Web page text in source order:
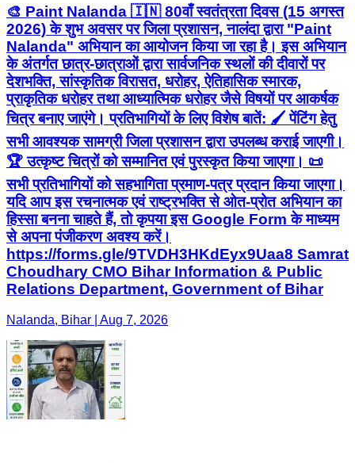
🎨 Paint Nalanda 🇮🇳 80वाँ स्वतंत्रता दिवस (15 अगस्त
2026) के शुभ अवसर पर जिला प्रशासन, नालंदा द्वारा "Paint
Nalanda" अभियान का आयोजन किया जा रहा है। इस अभियान
के अंतर्गत छात्र-छात्राओं द्वारा सार्वजनिक स्थलों की दीवारों पर
देशभक्ति, सांस्कृतिक विरासत, धरोहर, ऐतिहासिक स्मारक,
प्राकृतिक धरोहर तथा आध्यात्मिक धरोहर जैसे विषयों पर आकर्षक
चित्र बनाए जाएंगे। प्रतिभागियों के लिए विशेष बातें: 🖌️ पेंटिंग हेतु
सभी आवश्यक सामग्री जिला प्रशासन द्वारा उपलब्ध कराई जाएगी।
🏆 उत्कृष्ट चित्रों को सम्मानित एवं पुरस्कृत किया जाएगा। 📜
सभी प्रतिभागियों को सहभागिता प्रमाण-पत्र प्रदान किया जाएगा।
यदि आप इस रचनात्मक एवं राष्ट्रभक्ति से ओत-प्रोत अभियान का
हिस्सा बनना चाहते हैं, तो कृपया इस Google Form के माध्यम
से अपना पंजीकरण अवश्य करें।
https://forms.gle/9TVDH3HKdEyx9Uaa8 Samrat
Choudhary CMO Bihar Information & Public
Relations Department, Government of Bihar
Nalanda, Bihar | Aug 7, 2026